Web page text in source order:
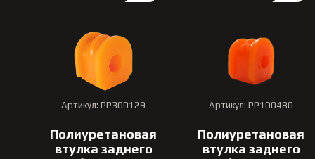
Артикул: PP300129
Полиуретановая
втулка заднего
Артикул: PP100480
Полиуретановая
втулка заднего